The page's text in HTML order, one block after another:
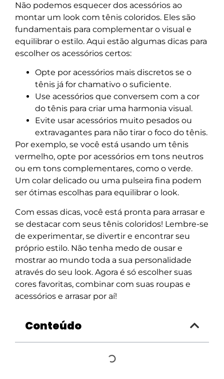
Não podemos esquecer dos acessórios ao
montar um look com tênis coloridos. Eles são
fundamentais para complementar o visual e
equilibrar o estilo. Aqui estão algumas dicas para
escolher os acessórios certos:
Opte por acessórios mais discretos se o
tênis já for chamativo o suficiente.
Use acessórios que conversem com a cor
do tênis para criar uma harmonia visual.
Evite usar acessórios muito pesados ou
extravagantes para não tirar o foco do tênis.
Por exemplo, se você está usando um tênis
vermelho, opte por acessórios em tons neutros
ou em tons complementares, como o verde.
Um colar delicado ou uma pulseira fina podem
ser ótimas escolhas para equilibrar o look.
Com essas dicas, você está pronta para arrasar e
se destacar com seus tênis coloridos! Lembre-se
de experimentar, se divertir e encontrar seu
próprio estilo. Não tenha medo de ousar e
mostrar ao mundo toda a sua personalidade
através do seu look. Agora é só escolher suas
cores favoritas, combinar com suas roupas e
acessórios e arrasar por aí!
Conteúdo